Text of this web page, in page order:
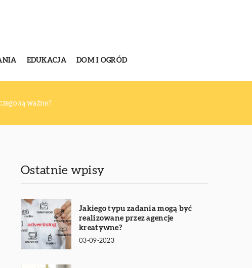
EDUKACJA DOM I OGRÓD
są ważne?
Ostatnie wpisy
Jakiego typu zadania mogą być
realizowane przez agencje
kreatywne?
03-09-2023